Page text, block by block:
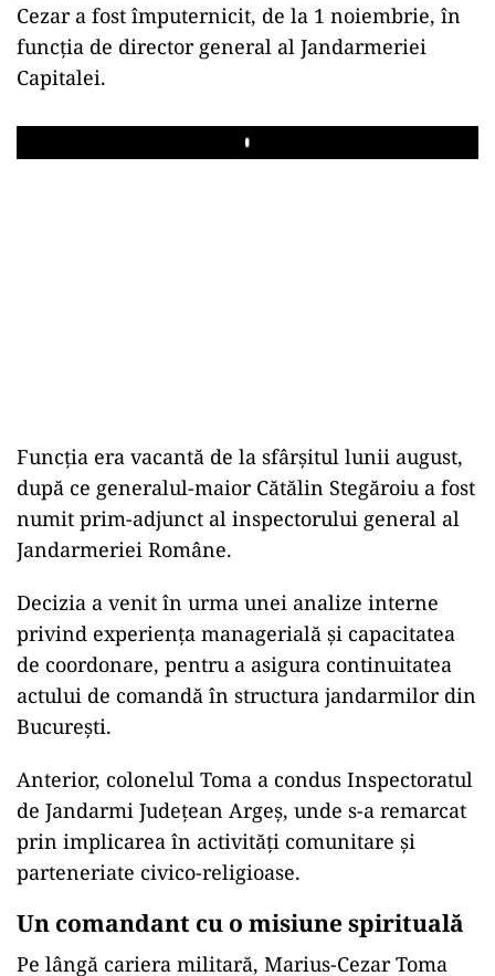
Cezar a fost împuternicit, de la 1 noiembrie, în
funcția de director general al Jandarmeriei
Capitalei.
Play
Funcția era vacantă de la sfârșitul lunii august,
după ce generalul-maior Cătălin Stegăroiu a fost
numit prim-adjunct al inspectorului general al
Jandarmeriei Române.
Decizia a venit în urma unei analize interne
privind experiența managerială și capacitatea
de coordonare, pentru a asigura continuitatea
actului de comandă în structura jandarmilor din
București.
Anterior, colonelul Toma a condus Inspectoratul
de Jandarmi Județean Argeș, unde s-a remarcat
prin implicarea în activități comunitare și
parteneriate civico-religioase.
Un comandant cu o misiune spirituală
Pe lângă cariera militară, Marius-Cezar Toma